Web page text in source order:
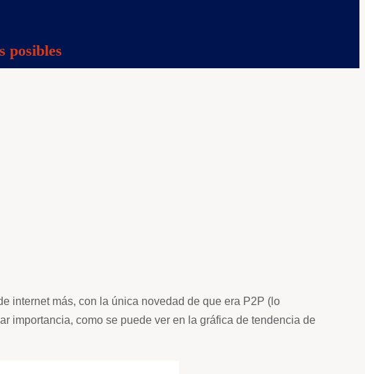
posibles
internet más, con la única novedad de que era P2P (lo
importancia, como se puede ver en la gráfica de tendencia de